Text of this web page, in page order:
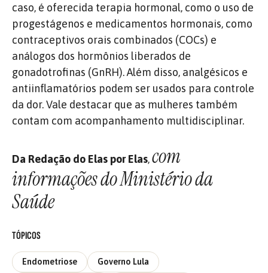
caso, é oferecida terapia hormonal, como o uso de
progestágenos e medicamentos hormonais, como
contraceptivos orais combinados (COCs) e
análogos dos hormônios liberados de
gonadotrofinas (GnRH). Além disso, analgésicos e
antiinflamatórios podem ser usados ​​para controle
da dor. Vale destacar que as mulheres também
contam com acompanhamento multidisciplinar.
Da Redação do Elas por Elas,com
informações do Ministério da
Saúde
TÓPICOS
Endometriose Governo Lula